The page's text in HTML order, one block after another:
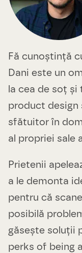
Fă cunoștință
Dani este un
la cea de soț și
product design
sfătuitor în
al propriei sale
Prietenii
a le demonta
pentru că
posibilă
găsește soluții
perks of being